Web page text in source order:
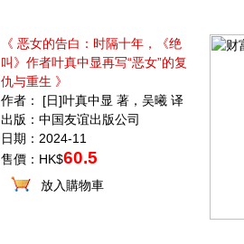
《 恶女的告白：时隔十年，《绝
叫》作者叶真中显再写“恶女”的复
仇与重生 》
作者： [日]叶真中显 著，吴曦 译
出版：中国友谊出版公司
日期：2024-11
售價：HK$60.5
放入購物車